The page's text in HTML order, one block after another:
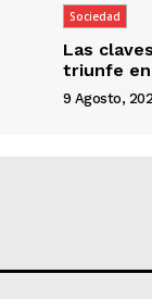
Sociedad
Las
triunfe
9 Agosto,